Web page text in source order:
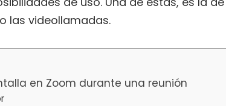
las videollamadas.
en Zoom durante una reunión